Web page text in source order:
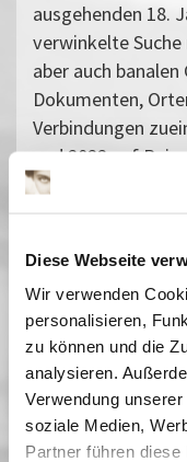
Diese Webseite
Wir verwenden
personalisieren,
zu können und die
analysieren.
Verwendung
soziale Medien,
Partner führen
ausgehenden 18.
verwinkelte
aber auch
Dokumenten,
Verbindungen
und 2022 auf
Petersburg,
07 Mai 2023 |
13 Mai 2023|
20 Mai 2023 |
27 Mai 2023|
New Realities